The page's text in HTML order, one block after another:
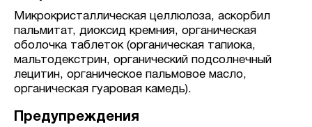
Микрокристаллическая целлюлоза, аскорбил
пальмитат, диоксид кремния, органическая
оболочка таблеток (органическая тапиока,
мальтодекстрин, органический подсолнечный
лецитин, органическое пальмовое масло,
органическая гуаровая камедь).
Предупреждения